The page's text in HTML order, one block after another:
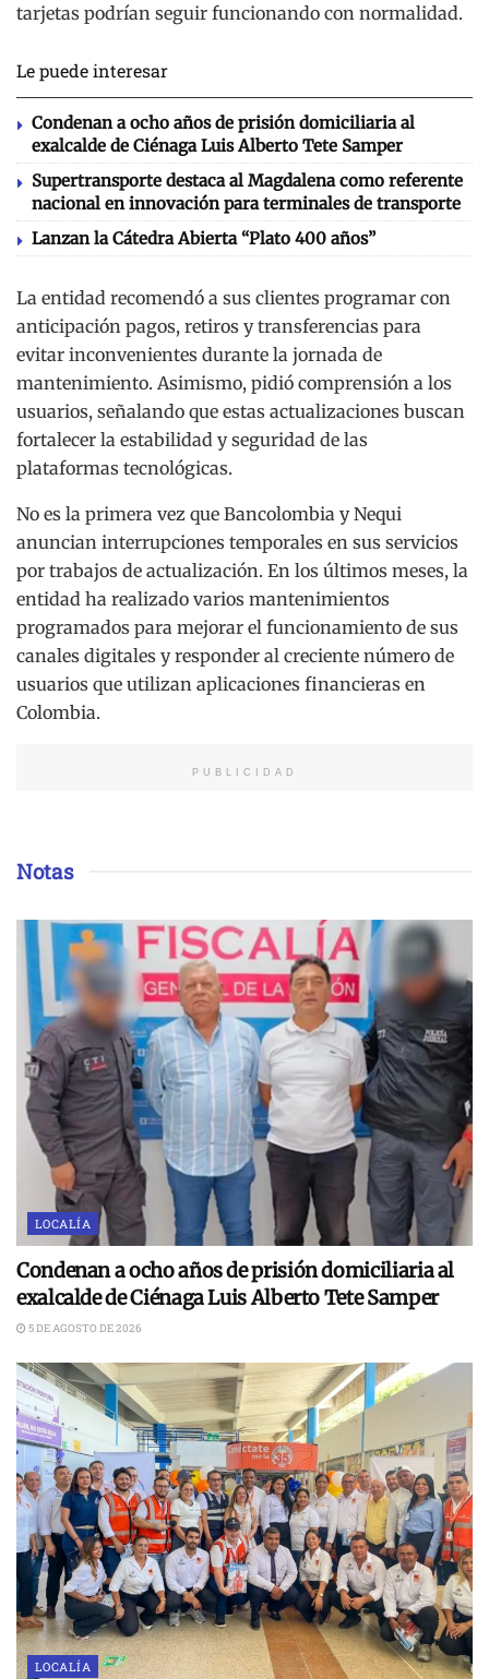
tarjetas podrían seguir funcionando con normalidad.
Le puede interesar
Condenan a ocho años de prisión domiciliaria al
exalcalde de Ciénaga Luis Alberto Tete Samper
Supertransporte destaca al Magdalena como referente
nacional en innovación para terminales de transporte
Lanzan la Cátedra Abierta “Plato 400 años”
La entidad recomendó a sus clientes programar con
anticipación pagos, retiros y transferencias para
evitar inconvenientes durante la jornada de
mantenimiento. Asimismo, pidió comprensión a los
usuarios, señalando que estas actualizaciones buscan
fortalecer la estabilidad y seguridad de las
plataformas tecnológicas.
No es la primera vez que Bancolombia y Nequi
anuncian interrupciones temporales en sus servicios
por trabajos de actualización. En los últimos meses, la
entidad ha realizado varios mantenimientos
programados para mejorar el funcionamiento de sus
canales digitales y responder al creciente número de
usuarios que utilizan aplicaciones financieras en
Colombia.
PUBLICIDAD
Notas
LOCALÍA
Condenan a ocho años de prisión domiciliaria al
exalcalde de Ciénaga Luis Alberto Tete Samper
5 DE AGOSTO DE 2026
LOCALÍA